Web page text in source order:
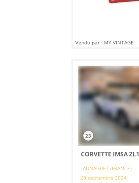
Vendu par : MY VINTAGE
23
CORVETTE IMSA ZL1
LAUNAGUET (FRANCE)
29 septembre 2024